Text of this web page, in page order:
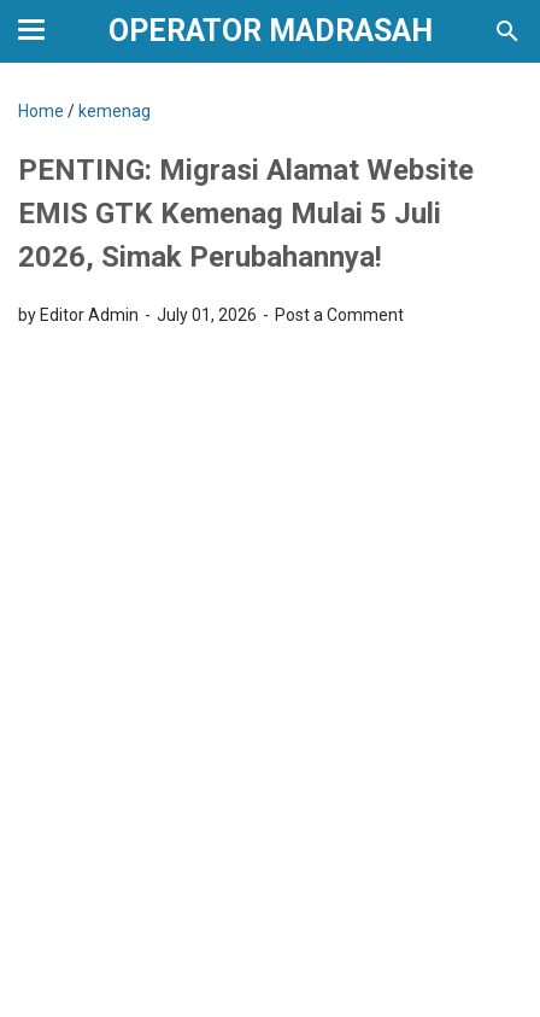
OPERATOR MADRASAH
Home / kemenag
PENTING: Migrasi Alamat Website
EMIS GTK Kemenag Mulai 5 Juli
2026, Simak Perubahannya!
by Editor Admin July 01, 2026 Post a Comment